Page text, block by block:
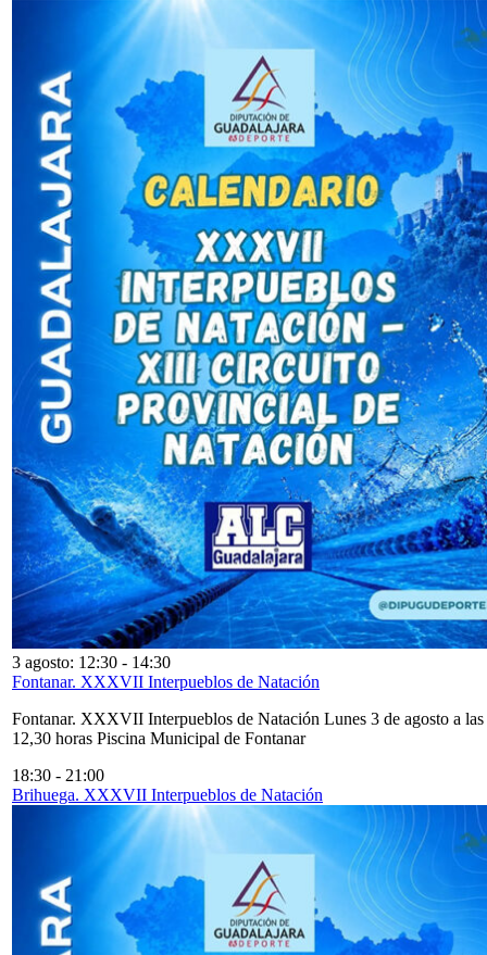
3 agosto: 12:30 - 14:30
Fontanar. XXXVII Interpueblos de Natación
Fontanar. XXXVII Interpueblos de Natación Lunes 3 de agosto a las
12,30 horas Piscina Municipal de Fontanar
18:30 - 21:00
Brihuega. XXXVII Interpueblos de Natación